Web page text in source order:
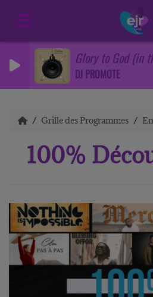
Glory to God (in
DJ PROMOTE
Grille des Programmes
100%